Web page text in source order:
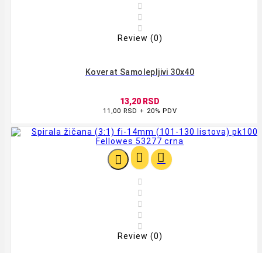



Review (0)
Koverat Samolepljivi 30x40
13,20 RSD
11,00 RSD + 20% PDV
  





Review (0)